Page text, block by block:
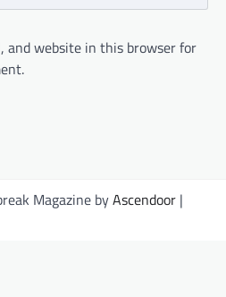
and website in this browser for
Magazine byAscendoor |